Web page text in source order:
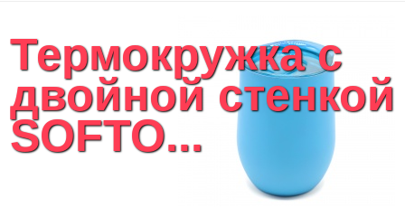
Текстиль для ванной комнаты
Кухонные приспособления
Кухонный текстиль
Ножи разделочные доски
Фоторамки и фотоальбомы
Термокружка с
двойной стенкой
SOFTO...